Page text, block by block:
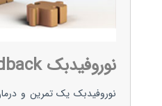
نوروفیدبک Neuro-feedback
نوروفیدبک یک تمرین و